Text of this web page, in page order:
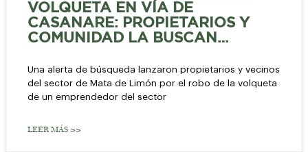
VOLQUETA EN VÍA DE
CASANARE: PROPIETARIOS Y
COMUNIDAD LA BUSCAN…
Una alerta de búsqueda lanzaron propietarios y vecinos
del sector de Mata de Limón por el robo de la volqueta
de un emprendedor del sector
LEER MÁS >>